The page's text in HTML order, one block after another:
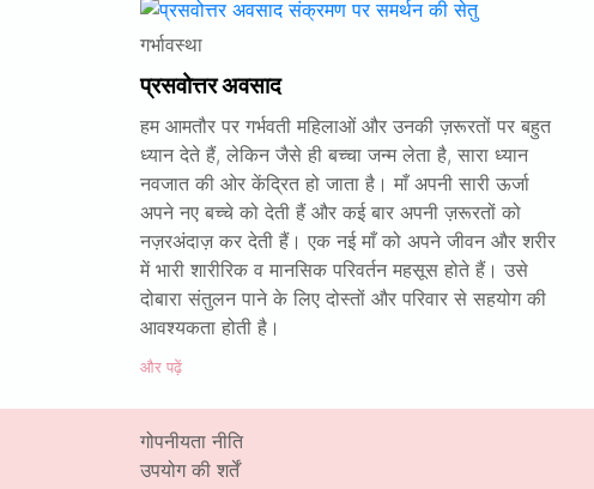
गर्भावस्था
प्रसवोत्तर अवसाद
हम आमतौर पर गर्भवती महिलाओं और उनकी ज़रूरतों पर बहुत
ध्यान देते हैं, लेकिन जैसे ही बच्चा जन्म लेता है, सारा ध्यान
नवजात की ओर केंद्रित हो जाता है। माँ अपनी सारी ऊर्जा
अपने नए बच्चे को देती हैं और कई बार अपनी ज़रूरतों को
नज़रअंदाज़ कर देती हैं। एक नई माँ को अपने जीवन और शरीर
में भारी शारीरिक व मानसिक परिवर्तन महसूस होते हैं। उसे
दोबारा संतुलन पाने के लिए दोस्तों और परिवार से सहयोग की
आवश्यकता होती है।
और पढ़ें
गोपनीयता नीति
उपयोग की शर्तें